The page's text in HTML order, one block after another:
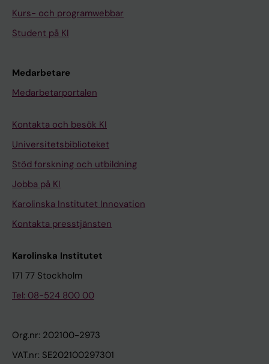
Kurs- och programwebbar
Student på KI
Medarbetare
Medarbetarportalen
Kontakta och besök KI
Universitetsbiblioteket
Stöd forskning och utbildning
Jobba på KI
Karolinska Institutet Innovation
Kontakta presstjänsten
Karolinska Institutet
171 77 Stockholm
Tel: 08-524 800 00
Org.nr: 202100-2973
VAT.nr: SE202100297301